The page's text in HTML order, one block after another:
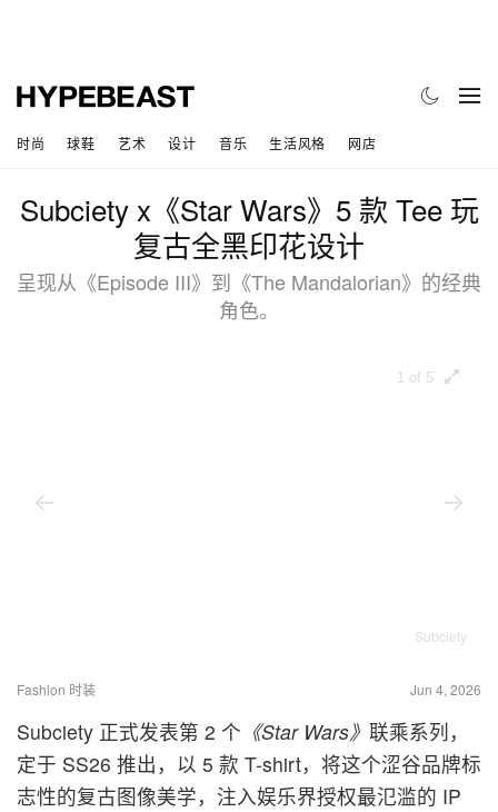
时尚 球鞋 艺术 设计 音乐 生活风格 网店
Subciety x《Star Wars》5 款 Tee 玩
复古全黑印花设计
呈现从《Episode III》到《The Mandalorian》的经典
角色。
1 of 5
Subciety
Fashion 时装 Jun 4, 2026
Subciety 正式发表第 2 个 《Star Wars》 联乘系列，
定于 SS26 推出，以 5 款 T-shirt，将这个涩谷品牌标
志性的复古图像美学，注入娱乐界授权最氾滥的 IP